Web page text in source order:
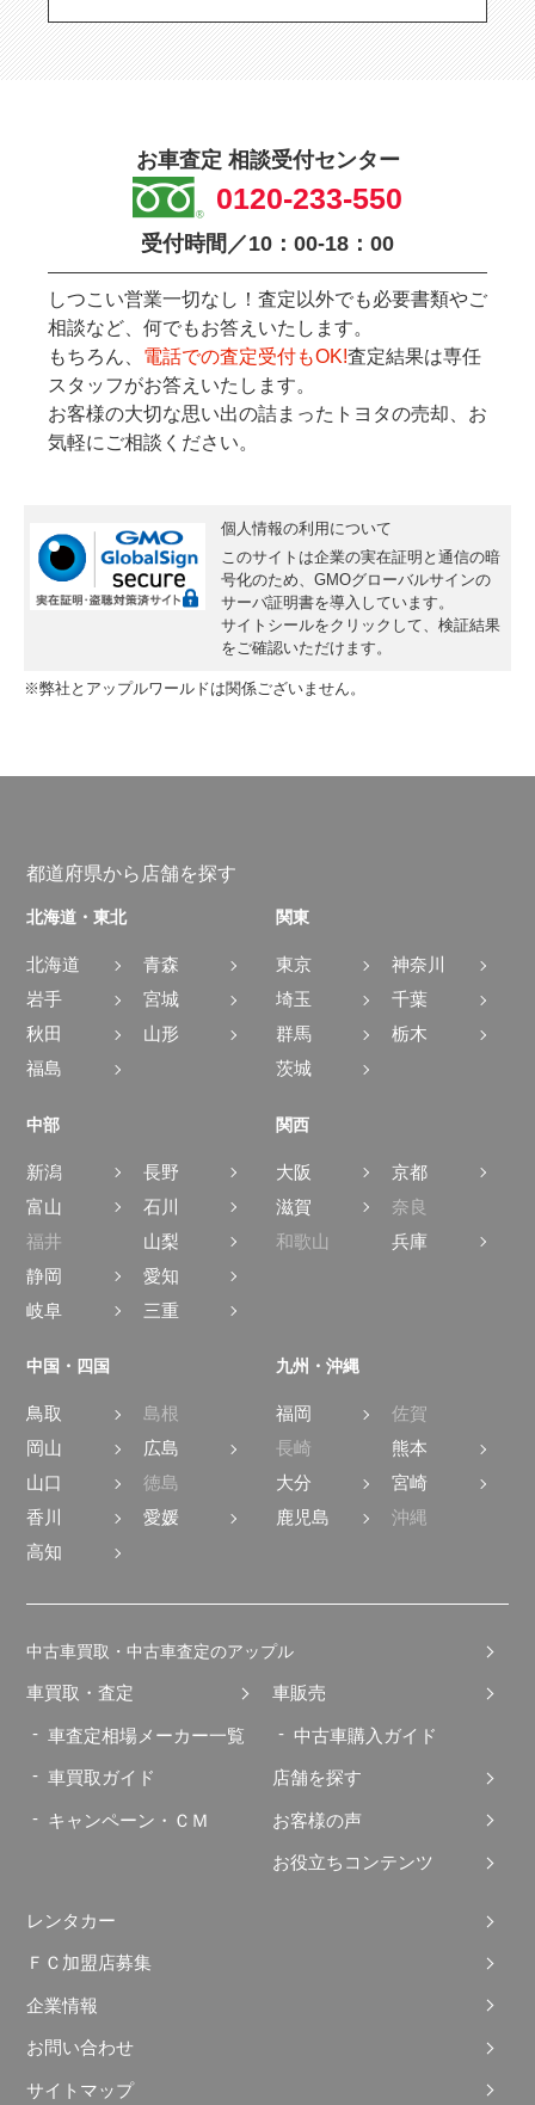
お車査定 相談受付センター
0120-233-550
受付時間／10：00-18：00
しつこい営業一切なし！査定以外でも必要書類やご
相談など、何でもお答えいたします。
もちろん、 電話での査定受付もOK!査定結果は専任
スタッフがお答えいたします。
お客様の大切な思い出の詰まったトヨタの売却、お
気軽にご相談ください。
個人情報の利用について
このサイトは企業の実在証明と通信の暗
号化のため、GMOグローバルサインの
サーバ証明書を導入しています。
サイトシールをクリックして、検証結果
をご確認いただけます。
※弊社とアップルワールドは関係ございません。
都道府県から店舗を探す
北海道・東北
北海道
青森
岩手
宮城
秋田
山形
福島
関東
東京
神奈川
埼玉
千葉
群馬
栃木
茨城
中部
新潟
長野
富山
石川
福井
山梨
静岡
愛知
岐阜
三重
関西
大阪
京都
滋賀
奈良
和歌山
兵庫
中国・四国
鳥取
島根
岡山
広島
山口
徳島
香川
愛媛
高知
九州・沖縄
福岡
佐賀
長崎
熊本
大分
宮崎
鹿児島
沖縄
中古車買取・中古車査定のアップル
車買取・査定
車査定相場メーカー一覧
車買取ガイド
キャンペーン・ＣＭ
車販売
中古車購入ガイド
店舗を探す
お客様の声
お役立ちコンテンツ
レンタカー
ＦＣ加盟店募集
企業情報
お問い合わせ
サイトマップ